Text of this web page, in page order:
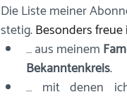
Die Liste meiner
stetig. Besonders
… aus meinem
Bekanntenkreis.
… mit denen